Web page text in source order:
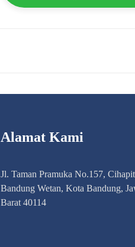
Alamat Kami
Jl. Taman Pramuka No.157,
Bandung Wetan, Kota Bandung,
Barat 40114